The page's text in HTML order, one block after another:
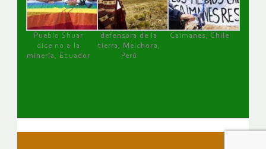
Pueblo Shuar
dice no a la
minería, Ecuador
defensora de la
tierra, Melchora,
Perú
Caimanes, Chile